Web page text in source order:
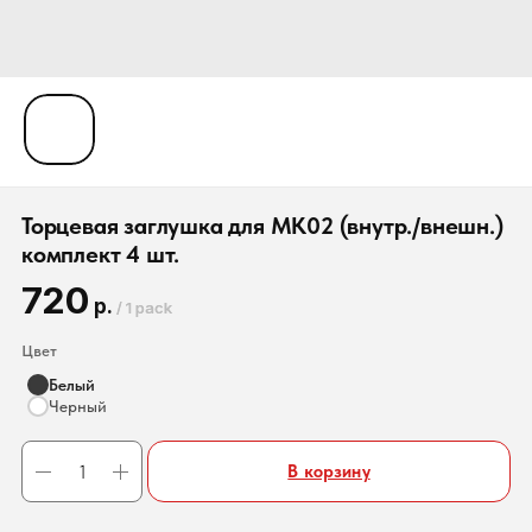
Торцевая заглушка для MK02 (внутр./внешн.)
комплект 4 шт.
720 р. /1 pack
Цвет
Белый
Черный
В корзину